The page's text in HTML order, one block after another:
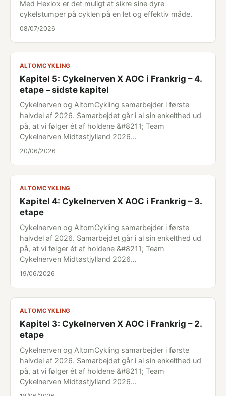
Med Hexlox er det muligt at sikre sine dyre
cykelstumper på cyklen på en let og effektiv måde.
08/07/2026
ALTOMCYKLING
Kapitel 5: Cykelnerven X AOC i Frankrig – 4.
etape – sidste kapitel
Cykelnerven og AltomCykling samarbejder i første
halvdel af 2026. Samarbejdet går i al sin enkelthed ud
på, at vi følger ét af holdene &#8211; Team
Cykelnerven Midtøstjylland 2026…
20/06/2026
ALTOMCYKLING
Kapitel 4: Cykelnerven X AOC i Frankrig – 3.
etape
Cykelnerven og AltomCykling samarbejder i første
halvdel af 2026. Samarbejdet går i al sin enkelthed ud
på, at vi følger ét af holdene &#8211; Team
Cykelnerven Midtøstjylland 2026…
19/06/2026
ALTOMCYKLING
Kapitel 3: Cykelnerven X AOC i Frankrig – 2.
etape
Cykelnerven og AltomCykling samarbejder i første
halvdel af 2026. Samarbejdet går i al sin enkelthed ud
på, at vi følger ét af holdene &#8211; Team
Cykelnerven Midtøstjylland 2026…